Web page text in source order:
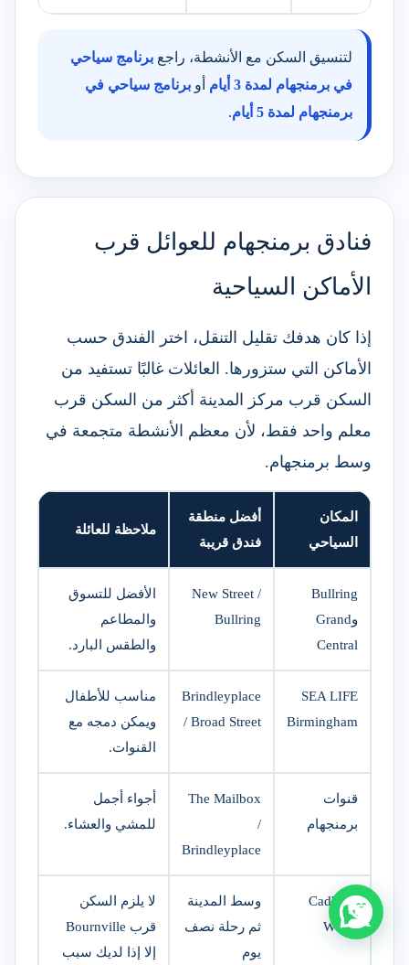
لتنسيق السكن مع الأنشطة، راجع برنامج سياحي
في برمنجهام لمدة 3 أيام
أو برنامج سياحي في
برمنجهام لمدة 5 أيام
.
فنادق برمنجهام للعوائل قرب
الأماكن السياحية
إذا كان هدفك تقليل التنقل، اختر الفندق حسب
الأماكن التي ستزورها. العائلات غالبًا تستفيد من
السكن قرب مركز المدينة أكثر من السكن قرب
معلم واحد فقط، لأن معظم الأنشطة متجمعة في
وسط برمنجهام.
المكان
السياحي
أفضل منطقة
فندق قريبة
ملاحظة للعائلة
Bullring
وGrand
Central
New Street /
Bullring
الأفضل للتسوق
والمطاعم
والطقس البارد.
SEA LIFE
Birmingham
Brindleyplace
/ Broad Street
مناسب للأطفال
ويمكن دمجه مع
القنوات.
قنوات
برمنجهام
The Mailbox
/
Brindleyplace
أجواء أجمل
للمشي والعشاء.
Cadbury
World
وسط المدينة
ثم رحلة نصف
يوم
لا يلزم السكن
قرب Bournville
إلا إذا لديك سبب